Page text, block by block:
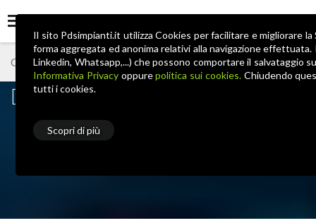
DORY: la nuova serratura smart
unica al mondo
Il sito Pdsimpianti.it utilizza Cookies per facilitare e migliorare
forma aggregata ed anonima relativi alla navigazione
Linkedin, Whatsapp,...) che possono comportare il salvataggio
Informativa Privacyoppurepolitica sui cookies.Chiudendo
tutti i cookies.
Scopri di più